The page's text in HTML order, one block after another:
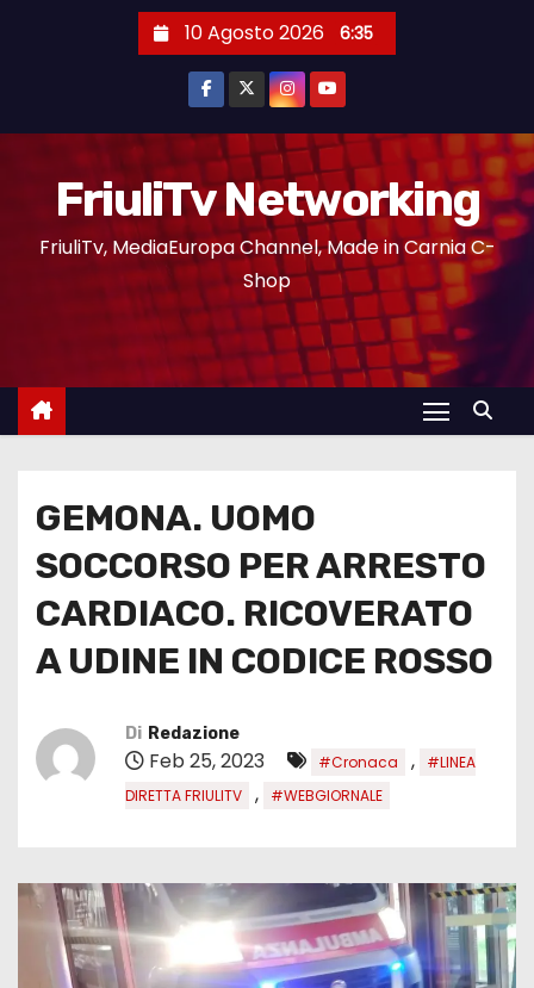
10 Agosto 2026 6:35
FriuliTv Networking
FriuliTv, MediaEuropa Channel, Made in Carnia C-
Shop
GEMONA. UOMO
SOCCORSO PER ARRESTO
CARDIACO. RICOVERATO
A UDINE IN CODICE ROSSO
Di Redazione
Feb 25, 2023 #Cronaca ,
#LINEA
DIRETTA FRIULITV
, #WEBGIORNALE